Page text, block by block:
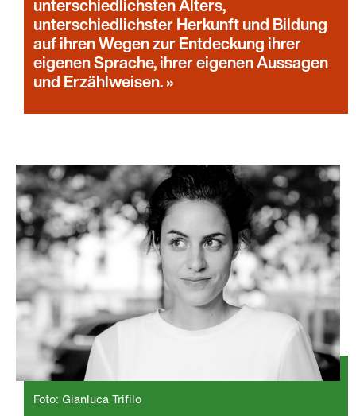
unterschiedlichsten Alters,
unterschiedlichster Herkunft und Bildung
auf ihren Wegen zur Entdeckung ihrer
eigenen Sprache, ihrer eigenen Aussagen
und Erzählweisen.
Foto: Gianluca Trifilo